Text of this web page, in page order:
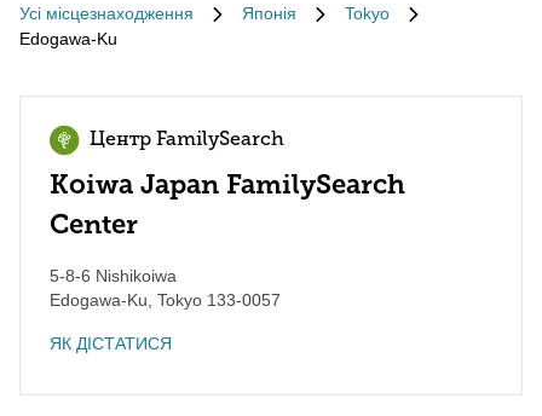
Усі місцезнаходження Японія
Tokyo
Edogawa-Ku
Центр FamilySearch
Koiwa Japan FamilySearch
Center
5-8-6 Nishikoiwa
Edogawa-Ku Tokyo 133-0057
ЯК ДІСТАТИСЯ